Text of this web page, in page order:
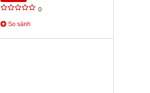
SPORT (2010+)
0
So sánh